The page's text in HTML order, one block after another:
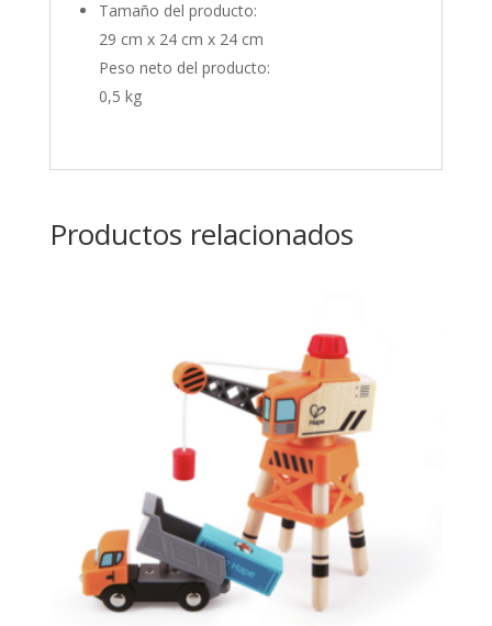
Tamaño del producto:
29 cm x 24 cm x 24 cm
Peso neto del producto:
0,5 kg
Productos relacionados